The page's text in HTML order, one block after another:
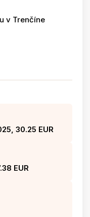
v Trenčíne
30.25 EUR
EUR